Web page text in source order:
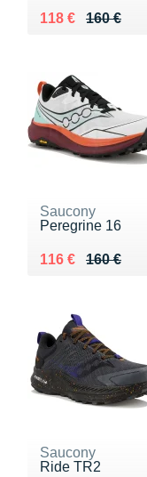
160 €
Au lieu de 160 €
118 €
Vendu 118 €
Saucony
Peregrine 16
160 €
Au lieu de 160 €
116 €
Vendu 116 €
Saucony
Ride TR2